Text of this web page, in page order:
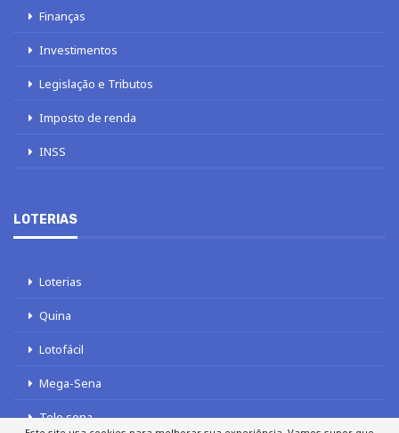
Finanças
Investimentos
Legislação e Tributos
Imposto de renda
INSS
LOTERIAS
Loterias
Quina
Lotofácil
Mega-Sena
Tele sena